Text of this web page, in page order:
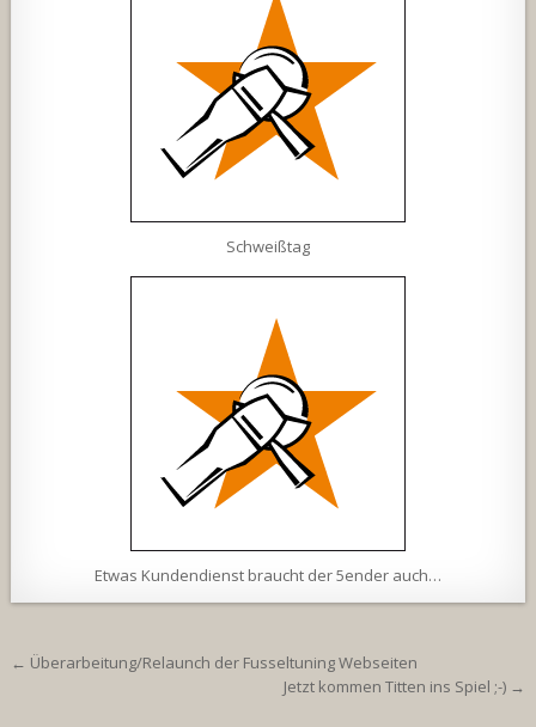
Schweißtag
Etwas Kundendienst braucht der 5ender auch…
Beitragsnavigation
← Überarbeitung/Relaunch der Fusseltuning Webseiten
Jetzt kommen Titten ins Spiel ;-) →